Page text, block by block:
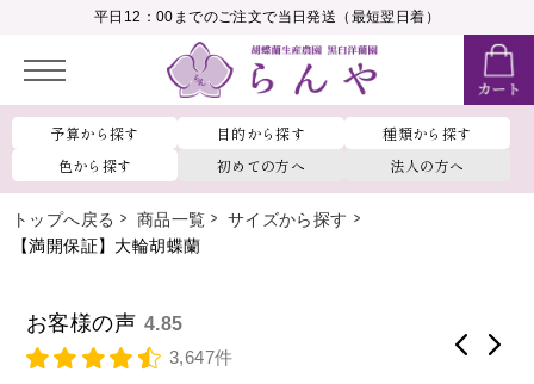
平日12：00までのご注文で当日発送（最短翌日着）
予算から探す 目的から探す
種類から探す
色から探す
初めての方へ 法人の方へ
会員ランク：__MEMBER_RANK_NAME__
トップへ戻る 商品一覧
サイズから探す
【満開保証】大輪胡蝶蘭
お客様の声 4.85
3,647件